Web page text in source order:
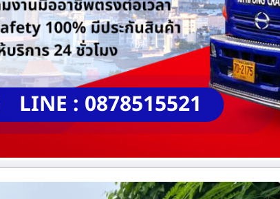
LINE : 0878515521